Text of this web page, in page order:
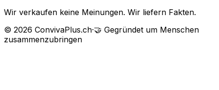
Wir verkaufen keine Meinungen. Wir liefern Fakten.
© 2026 ConvivaPlus.ch·🤝 Gegründet um Menschen
zusammenzubringen